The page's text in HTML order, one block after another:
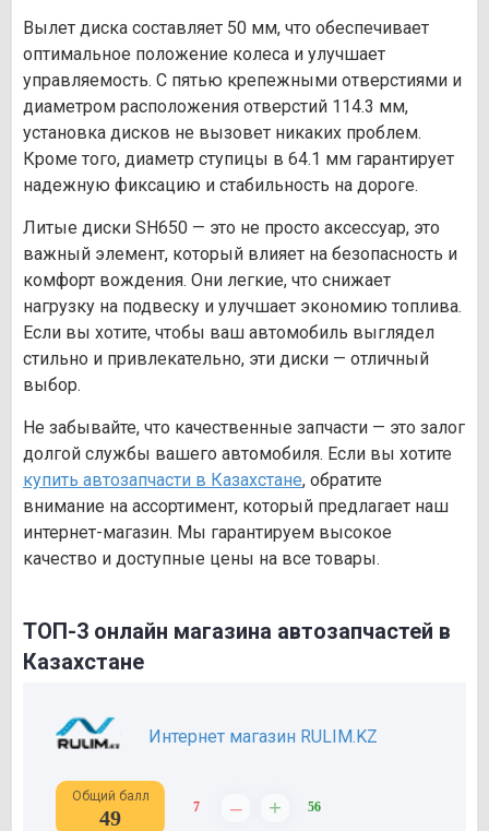
Вылет диска составляет 50 мм, что обеспечивает
оптимальное положение колеса и улучшает
управляемость. С пятью крепежными отверстиями и
диаметром расположения отверстий 114.3 мм,
установка дисков не вызовет никаких проблем.
Кроме того, диаметр ступицы в 64.1 мм гарантирует
надежную фиксацию и стабильность на дороге.
Литые диски SH650 — это не просто аксессуар, это
важный элемент, который влияет на безопасность и
комфорт вождения. Они легкие, что снижает
нагрузку на подвеску и улучшает экономию топлива.
Если вы хотите, чтобы ваш автомобиль выглядел
стильно и привлекательно, эти диски — отличный
выбор.
Не забывайте, что качественные запчасти — это залог
долгой службы вашего автомобиля. Если вы хотите
купить автозапчасти в Казахстане, обратите
внимание на ассортимент, который предлагает наш
интернет-магазин. Мы гарантируем высокое
качество и доступные цены на все товары.
ТОП-3 онлайн магазина автозапчастей в
Казахстане
Интернет магазин RULIM.KZ
Общий балл
49 7 – + 56